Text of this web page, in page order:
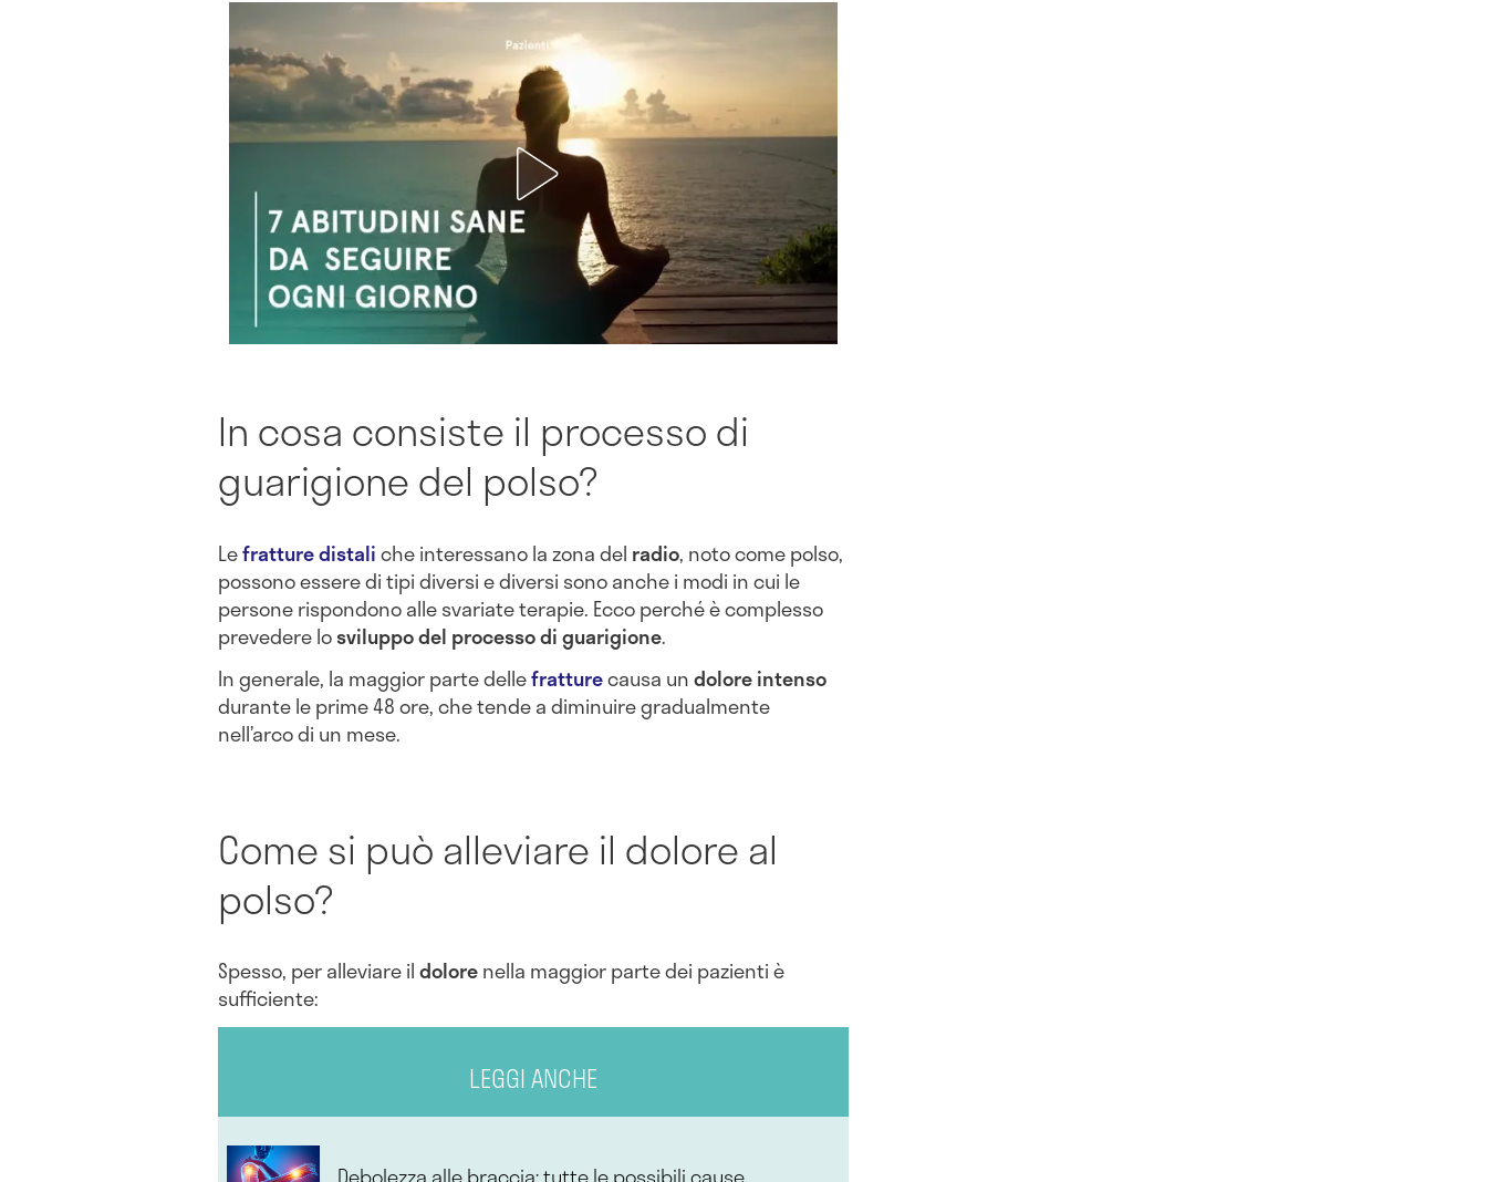
In cosa consiste il processo di
guarigione del polso?
Lefratturedistaliche interessano la zona del radio, noto come polso,
possono essere di tipi diversi e diversi sono anche i modi in cui le
persone rispondono alle svariate terapie. Ecco perché è complesso
prevedere losviluppo del processo di guarigione.
In generale, la maggior parte dellefratturecausa undolore intenso
durante le prime 48 ore, che tende a diminuire gradualmente
nell’arco di un mese.
Come si può alleviare il dolore al
polso?
Spesso, per alleviare ildolorenella maggior parte dei pazienti è
sufficiente:
LEGGI ANCHE